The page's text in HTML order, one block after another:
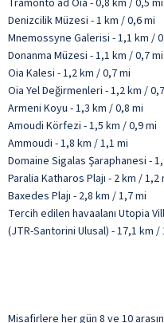
Denizcilik Müzesi - 1 km / 0,6 mi
Mnemossyne Galerisi - 1,1 km /
Donanma Müzesi - 1,1 km / 0,7 mi
Oia Kalesi - 1,2 km / 0,7 mi
Oia Yel Değirmenleri - 1,2 km /
Armeni Koyu - 1,3 km / 0,8 mi
Amoudi Körfezi - 1,5 km / 0,9 mi
Ammoudi - 1,8 km / 1,1 mi
Domaine Sigalas Şaraphanesi -
Paralia Katharos Plajı - 2 km / 1,2
Baxedes Plajı - 2,8 km / 1,7 mi
Tercih edilen havaalanı Utopia
(JTR-Santorini Ulusal) - 17,1 km
Misafirlere her gün 8 ve 10